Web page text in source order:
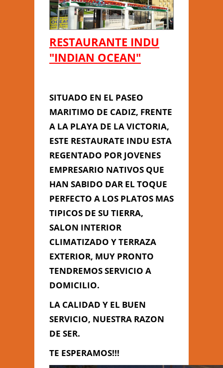
RESTAURANTE INDU
"INDIAN OCEAN"
SITUADO EN EL PASEO
MARITIMO DE CADIZ, FRENTE
A LA PLAYA DE LA VICTORIA,
ESTE RESTAURATE INDU ESTA
REGENTADO POR JOVENES
EMPRESARIO NATIVOS QUE
HAN SABIDO DAR EL TOQUE
PERFECTO A LOS PLATOS MAS
TIPICOS DE SU TIERRA,
SALON INTERIOR
CLIMATIZADO Y TERRAZA
EXTERIOR, MUY PRONTO
TENDREMOS SERVICIO A
DOMICILIO.
LA CALIDAD Y EL BUEN
SERVICIO, NUESTRA RAZON
DE SER.
TE ESPERAMOS!!!
RESTAURANTE
INDU
This page can't load Google
Maps correctly.
Do you own this
website?
OK
Información de
Contacto
PASEO MARITIMO Nº 21/22 -
CADIZ, Cádiz, Cádiz
856 172 043 - 632 840 080
indianoceancadiz@gmail.com
Contacta con Nosotros